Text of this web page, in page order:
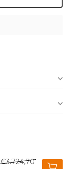
€3.724,70